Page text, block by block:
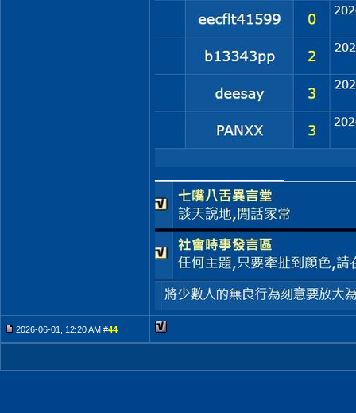
2026-06-01, 12:20 AM #44